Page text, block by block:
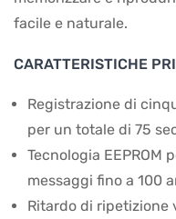
facile e naturale.
CARATTERISTICHE
Registrazione di
per un totale di 75
Tecnologia EEPROM
messaggi fino a 100
Ritardo di ripetizione